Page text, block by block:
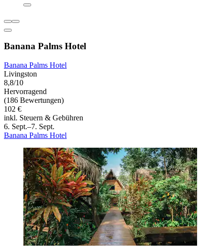
Banana Palms Hotel
Banana Palms Hotel
Livingston
8,8/10
Hervorragend
(186 Bewertungen)
102 €
inkl. Steuern & Gebühren
6. Sept.–7. Sept.
Banana Palms Hotel